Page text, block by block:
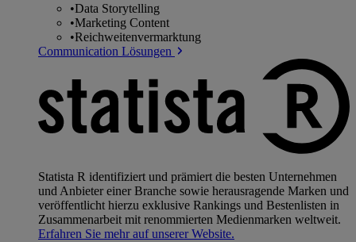
•Data Storytelling
•Marketing Content
•Reichweitenvermarktung
Communication Lösungen
Statista R identifiziert und prämiert die besten Unternehmen
und Anbieter einer Branche sowie herausragende Marken und
veröffentlicht hierzu exklusive Rankings und Bestenlisten in
Zusammenarbeit mit renommierten Medienmarken weltweit.
Erfahren Sie mehr auf unserer Website.